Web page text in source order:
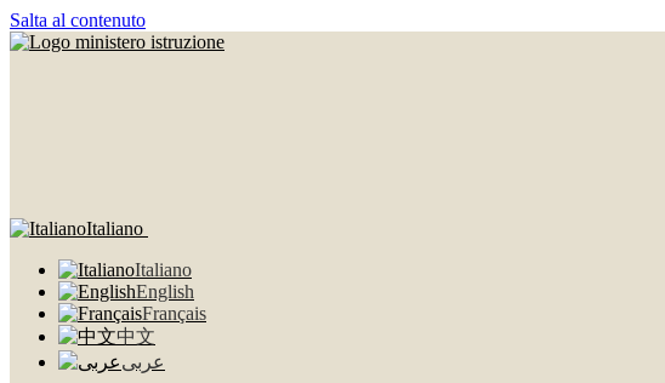
Salta al contenuto
Italiano
Italiano
English
Français
中文
عربى